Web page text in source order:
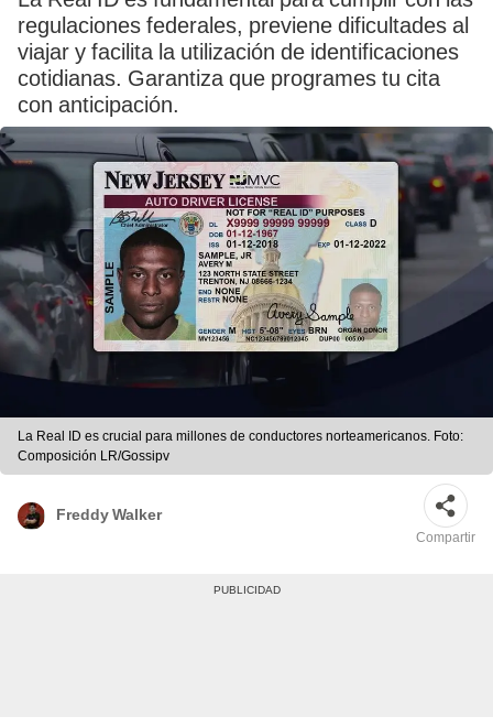
regulaciones federales, previene dificultades al
viajar y facilita la utilización de identificaciones
cotidianas. Garantiza que programes tu cita
con anticipación.
La Real ID es crucial para millones de conductores norteamericanos. Foto:
Composición LR/Gossipv
Freddy Walker
Compartir